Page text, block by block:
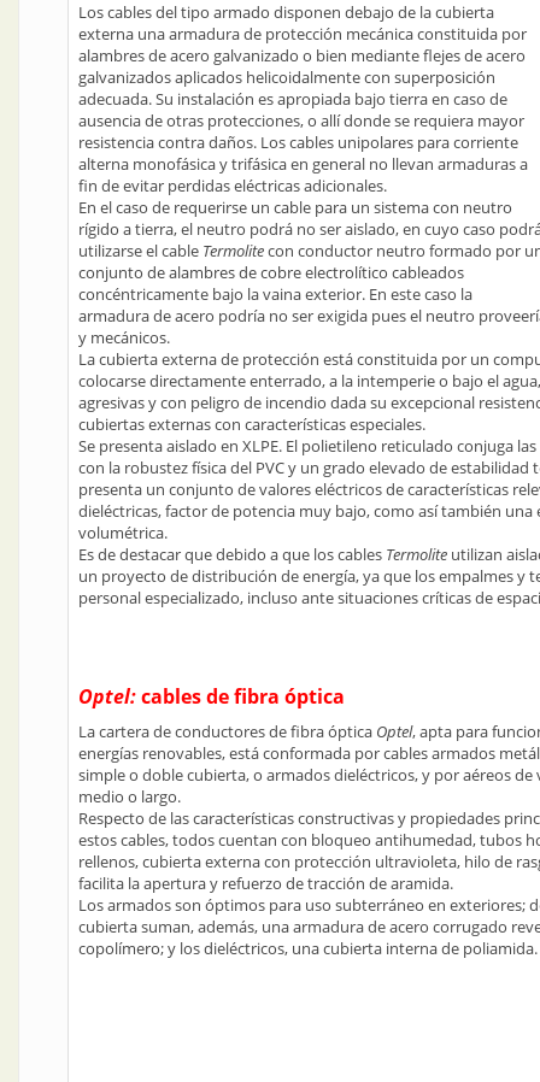
Los cables del tipo armado disponen debajo de la cubierta
externa una armadura de protección mecánica constituida por
alambres de acero galvanizado o bien mediante flejes de acero
galvanizados aplicados helicoidalmente con superposición
adecuada. Su instalación es apropiada bajo tierra en caso de
ausencia de otras protecciones, o allí donde se requiera mayor
resistencia contra daños. Los cables unipolares para corriente
alterna monofásica y trifásica en general no llevan armaduras a
fin de evitar perdidas eléctricas adicionales.
En el caso de requerirse un cable para un sistema con neutro
rígido a tierra, el neutro podrá no ser aislado, en cuyo caso
utilizarse el cable Termolitecon conductor neutro formado por
conjunto de alambres de cobre electrolítico cableados
concéntricamente bajo la vaina exterior. En este caso la
armadura de acero podría no ser exigida pues el neutro
y mecánicos.
La cubierta externa de protección está constituida por un
colocarse directamente enterrado, a la intemperie o bajo el
agresivas y con peligro de incendio dada su excepcional
cubiertas externas con características especiales.
Se presenta aislado en XLPE. El polietileno reticulado conjuga
con la robustez física del PVC y un grado elevado de
presenta un conjunto de valores eléctricos de características
dieléctricas, factor de potencia muy bajo, como así también
volumétrica.
Es de destacar que debido a que los cables Termolite utilizan
un proyecto de distribución de energía, ya que los empalmes y
personal especializado, incluso ante situaciones críticas de
Optel:cables de fibra óptica
La cartera de conductores de fibra óptica Optel, apta para
energías renovables, está conformada por cables armados
simple o doble cubierta, o armados dieléctricos, y por aéreos de
medio o largo.
Respecto de las características constructivas y propiedades
estos cables, todos cuentan con bloqueo antihumedad, tubos
rellenos, cubierta externa con protección ultravioleta, hilo de
facilita la apertura y refuerzo de tracción de aramida.
Los armados son óptimos para uso subterráneo en exteriores;
cubierta suman, además, una armadura de acero corrugado
copolímero; y los dieléctricos, una cubierta interna de poliamida.